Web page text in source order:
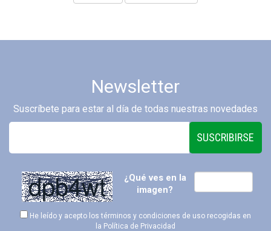
Newsletter
Suscríbete para estar al día de todas nuestras novedades
SUSCRIBIRSE
¿Qué ves en la
imagen?
He leído y acepto los términos y condiciones de uso recogidas en
la Política de Privacidad